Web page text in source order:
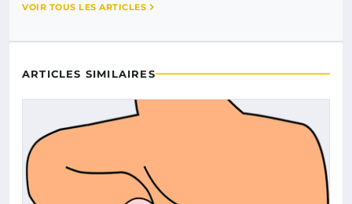
VOIR TOUS LES ARTICLES
ARTICLES SIMILAIRES